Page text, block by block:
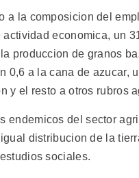
a la composicion del
actividad economica, un
produccion de granos
0,6 a la cana de azucar,
y el resto a otros rubros
endemicos del sector
distribucion de la
sociales.